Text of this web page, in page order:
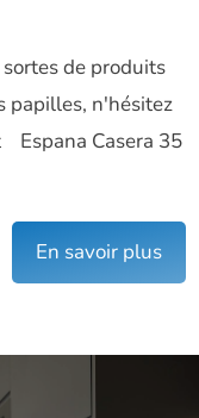
sortes de produits
papilles, n'hésitez
Espana Casera 35
En savoir plus